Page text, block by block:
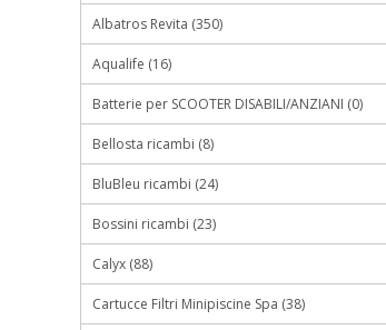
Albatros Revita (350)
Aqualife (16)
Batterie per SCOOTER DISABILI/ANZIANI (0)
Bellosta ricambi (8)
BluBleu ricambi (24)
Bossini ricambi (23)
Calyx (88)
Cartucce Filtri Minipiscine Spa (38)